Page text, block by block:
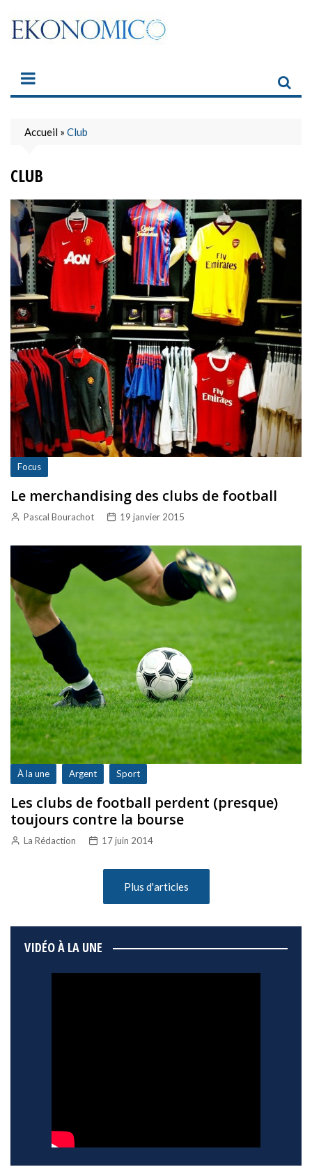
content
Accueil » Club
CLUB
Focus
Le merchandising des clubs de football
Pascal Bourachot 19 janvier 2015
À la une Argent Sport
Les clubs de football perdent (presque)
toujours contre la bourse
La Rédaction 17 juin 2014
Plus d'articles
VIDÉO À LA UNE